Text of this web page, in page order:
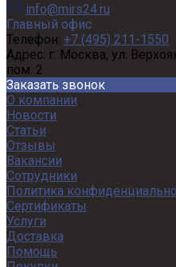
info@mirs24.ru
Главный офис
Телефон: +7 (495) 211-1550
Адрес: г. Москва, ул.
пом. 2
Заказать звонок
О компании
Новости
Статьи
Отзывы
Вакансии
Сотрудники
Политика
Сертификаты
Услуги
Доставка
Помощь